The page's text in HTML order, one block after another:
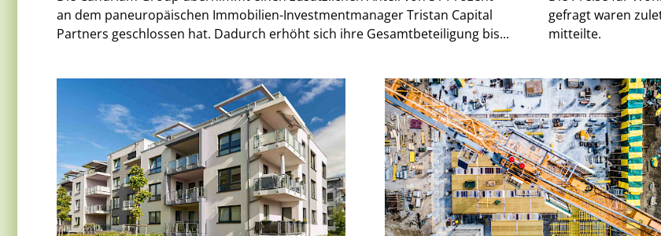
an dem paneuropäischen Immobilien-Investmentmanager Tristan Capital
Partners geschlossen hat. Dadurch erhöht sich ihre Gesamtbeteiligung bis...
gefragt waren
mitteilte.